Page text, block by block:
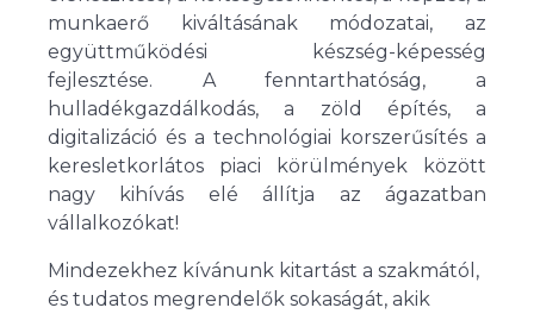
munkaerő kiváltásának módozatai, az
együttműködési készség-képesség
fejlesztése. A fenntarthatóság, a
hulladékgazdálkodás, a zöld építés, a
digitalizáció és a technológiai korszerűsítés a
keresletkorlátos piaci körülmények között
nagy kihívás elé állítja az ágazatban
vállalkozókat!
Mindezekhez kívánunk kitartást a szakmától,
és tudatos megrendelők sokaságát, akik